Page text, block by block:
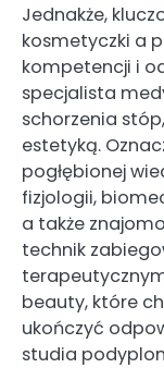
Jednakże,
kosmetyczki a
kompetencji i
specjalista
schorzenia
estetyką.
pogłębionej
fizjologii,
a także
technik
beauty, które
ukończyć
studia